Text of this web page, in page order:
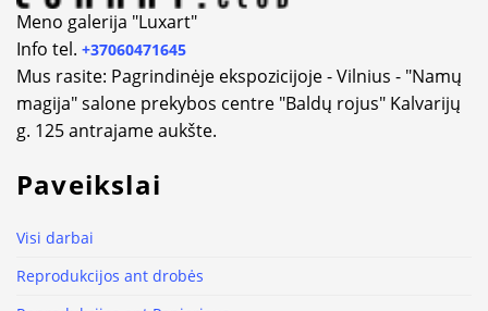
Meno galerija "Luxart"
Info tel. +37060471645
Mus rasite: Pagrindinėje ekspozicijoje - Vilnius - "Namų
magija" salone prekybos centre "Baldų rojus" Kalvarijų
g. 125 antrajame aukšte.
Paveikslai
Visi darbai
Reprodukcijos ant drobės